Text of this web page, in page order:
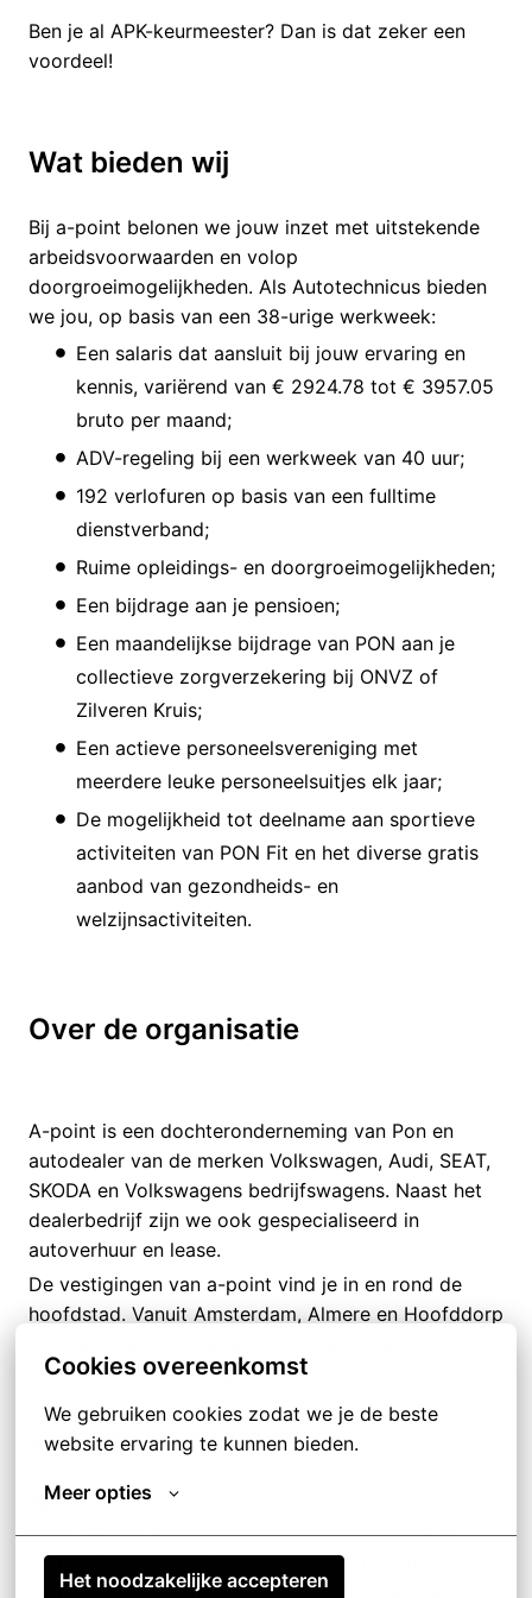
Cookies overeenkomst
We gebruiken cookies zodat we je de beste
website ervaring te kunnen bieden.
Meer opties
Het noodzakelijke accepteren
Ben je al APK-keurmeester? Dan is dat zeker een
voordeel!
Wat bieden wij
Bij a-point belonen we jouw inzet met uitstekende
arbeidsvoorwaarden en volop
doorgroeimogelijkheden. Als Autotechnicus bieden
we jou, op basis van een 38-urige werkweek:
Een salaris dat aansluit bij jouw ervaring en
kennis, variërend van € 2924.78 tot € 3957.05
bruto per maand;
ADV-regeling bij een werkweek van 40 uur;
192 verlofuren op basis van een fulltime
dienstverband;
Ruime opleidings- en doorgroeimogelijkheden;
Een bijdrage aan je pensioen;
Een maandelijkse bijdrage van PON aan je
collectieve zorgverzekering bij ONVZ of
Zilveren Kruis;
Een actieve personeelsvereniging met
meerdere leuke personeelsuitjes elk jaar;
De mogelijkheid tot deelname aan sportieve
activiteiten van PON Fit en het diverse gratis
aanbod van gezondheids- en
welzijnsactiviteiten.
Over de organisatie
A-point is een dochteronderneming van Pon en
autodealer van de merken Volkswagen, Audi, SEAT,
SKODA en Volkswagens bedrijfswagens. Naast het
dealerbedrijf zijn we ook gespecialiseerd in
autoverhuur en lease.
De vestigingen van a-point vind je in en rond de
hoofdstad. Vanuit Amsterdam, Almere en Hoofddorp
verschillende vestigingen.
Overige informatie
Bij a-point staat kwaliteit voorop, zowel richting
onze klanten als richting onze medewerkers! Je
komt bij ons dan ook terecht in een moderne,
enthousiaste organisatie en krijg je een uitdagende,